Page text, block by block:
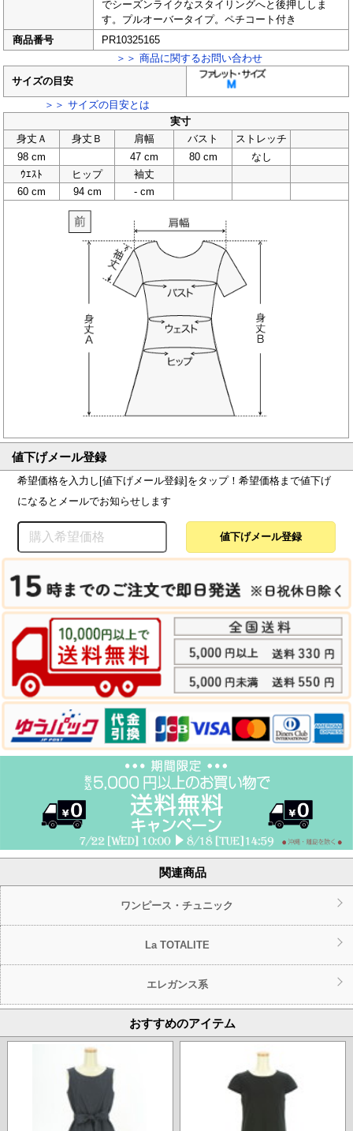
でシーズンライクなスタイリングへと後押ししま
す。プルオーバータイプ。ペチコート付き
商品番号
PR10325165
＞＞ 商品に関するお問い合わせ
サイズの目安
＞＞ サイズの目安とは
実寸
身丈Ａ
身丈Ｂ 肩幅 バスト
ストレッチ
98 cm
47 cm 80 cm
なし
ｳｴｽﾄ
ヒップ
袖丈
60 cm
94 cm - cm
値下げメール登録
希望価格を入力し[値下げメール登録]をタップ！希望価格まで値下げ
になるとメールでお知らせします
関連商品
ワンピース・チュニック
La TOTALITE
エレガンス系
おすすめのアイテム